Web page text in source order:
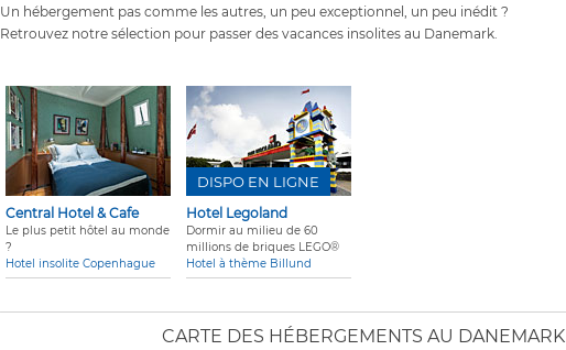
Un hébergement pas comme les autres, un peu exceptionnel, un peu inédit ?
Retrouvez notre sélection pour passer des vacances insolites au Danemark.
Central Hotel & Cafe
Le plus petit hôtel au monde
?
Hotel insolite Copenhague
Hotel Legoland
Dormir au milieu de 60
millions de briques LEGO®
Hotel à thème Billund
DISPO EN LIGNE
CARTE DES HÉBERGEMENTS AU DANEMARK